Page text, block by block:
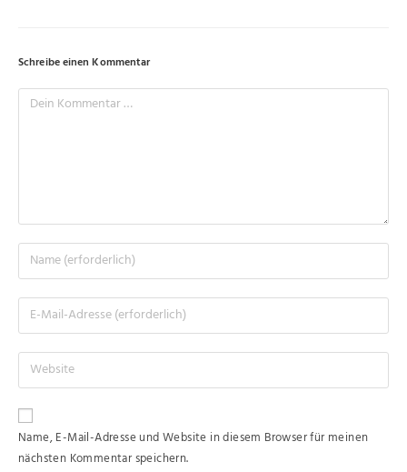
Schreibe einen Kommentar
Name, E-Mail-Adresse und Website in diesem Browser für meinen
nächsten Kommentar speichern.